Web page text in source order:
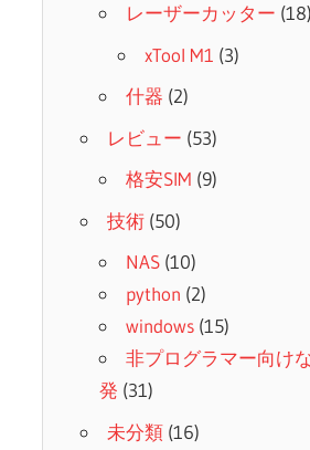
レーザーカッター (18)
xTool M1 (3)
什器 (2)
レビュー (53)
格安SIM (9)
技術(50)
NAS(10)
python (2)
windows(15)
非プログラマー向け
発 (31)
未分類(16)